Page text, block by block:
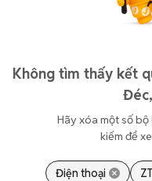
Không tìm thấy kết
Hãy xóa một số
kiếm để
Điện thoại